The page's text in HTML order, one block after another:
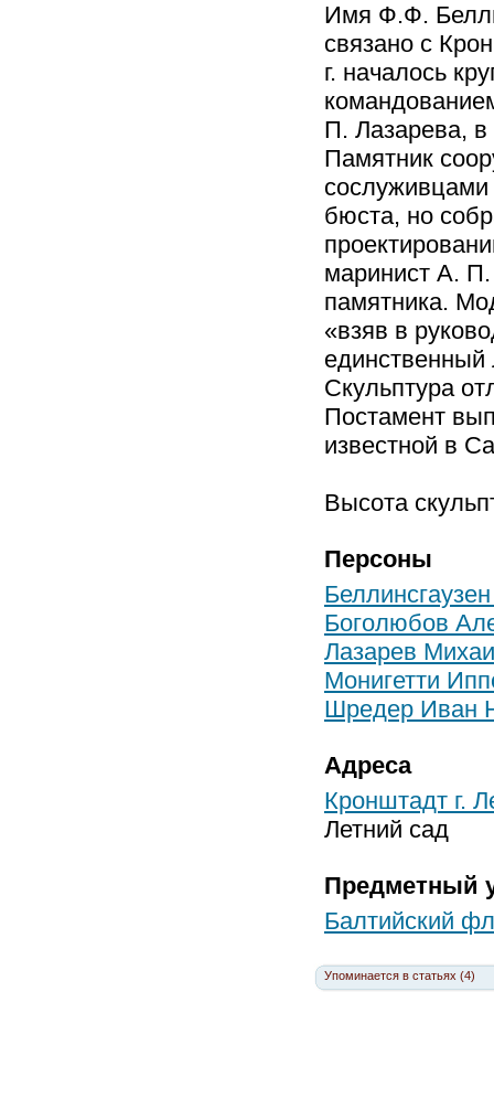
Имя Ф.Ф.
связано с
г. началось
П. Лазарева, в
Памятник
бюста, но
маринист А.
памятника.
«взяв в
единственный
Скульптура
Постамент
известной в
Высота
Персоны
Боголюбов
Лазарев
Монигетти
Шредер Иван
Адреса
Кронштадт г.
Летний сад
Предметный
Балтийский
Упоминается в статьях (4)